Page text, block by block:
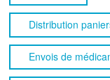
Distribution
Envois de